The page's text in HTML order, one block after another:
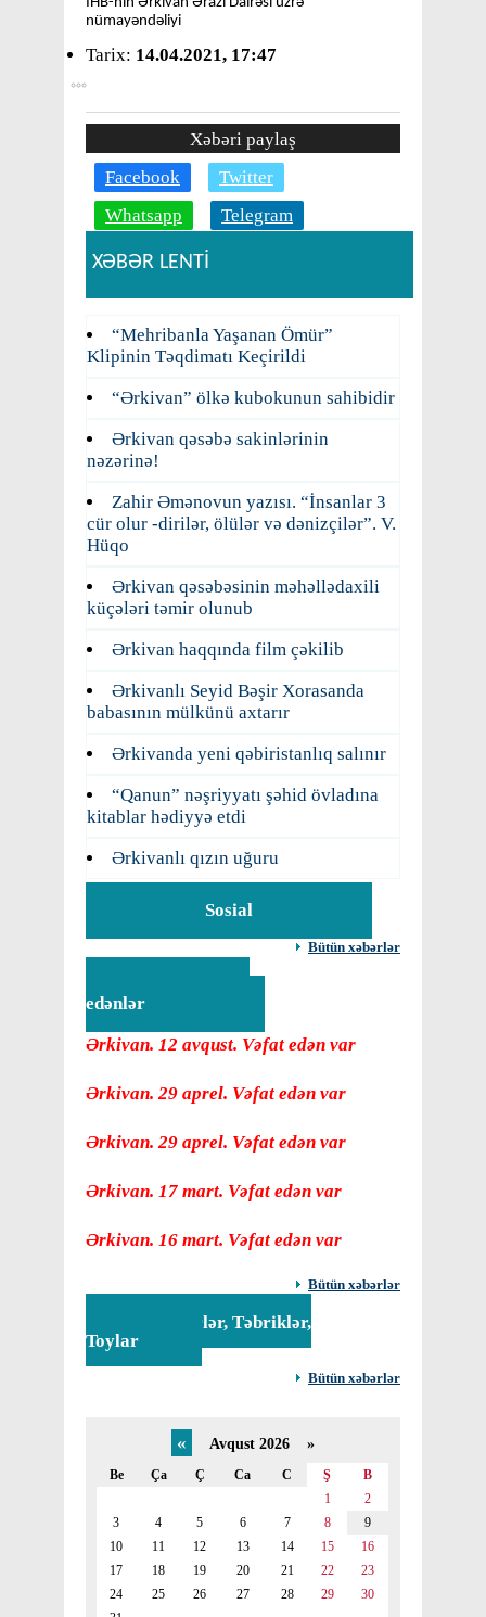
nümayəndəliyi
Tarix: 14.04.2021, 17:47
Xəbəri paylaş
Facebook
Twitter
Whatsapp
Telegram
XƏBƏR LENTİ
“Mehribanla Yaşanan Ömür”
Klipinin Təqdimatı Keçirildi
“Ərkivan” ölkə kubokunun sahibidir
Ərkivan qəsəbə sakinlərinin
nəzərinə!
Zahir Əmənovun yazısı. “İnsanlar 3
cür olur -dirilər, ölülər və dənizçilər”. V.
Hüqo
Ərkivan qəsəbəsinin məhəllədaxili
küçələri təmir olunub
Ərkivan haqqında film çəkilib
Ərkivanlı Seyid Bəşir Xorasanda
babasının mülkünü axtarır
Ərkivanda yeni qəbiristanlıq salınır
“Qanun” nəşriyyatı şəhid övladına
kitablar hədiyyə etdi
Ərkivanlı qızın uğuru
Sosial
Bütün xəbərlər
edənlər
Ərkivan. 12 avqust. Vəfat edən var
Ərkivan. 29 aprel. Vəfat edən var
Ərkivan. 29 aprel. Vəfat edən var
Ərkivan. 17 mart. Vəfat edən var
Ərkivan. 16 mart. Vəfat edən var
Bütün xəbərlər
Tədbirlər, Təbriklər,
Toylar
Bütün xəbərlər
« Avqust 2026 »
Be Ça Ç Ca C Ş
B
1
2
3
4 5 6 7 8
9
10
11 12 13 14 15
16
17
18 19 20 21 22
23
24
25 26 27 28 29
30